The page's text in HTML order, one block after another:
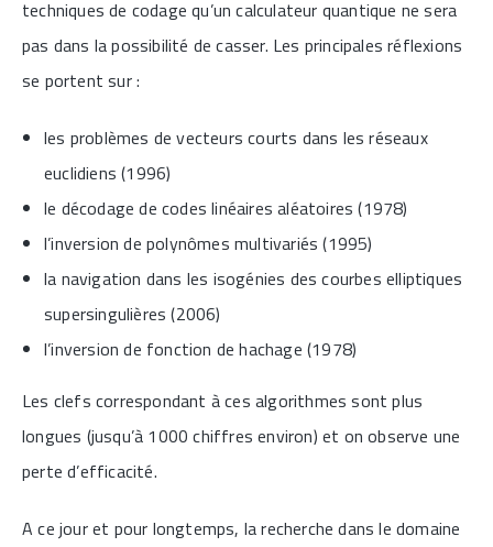
techniques de codage qu’un calculateur quantique ne sera
pas dans la possibilité de casser. Les principales réflexions
se portent sur :
les problèmes de vecteurs courts dans les réseaux
euclidiens (1996)
le décodage de codes linéaires aléatoires (1978)
l’inversion de polynômes multivariés (1995)
la navigation dans les isogénies des courbes elliptiques
supersingulières (2006)
l’inversion de fonction de hachage (1978)
Les clefs correspondant à ces algorithmes sont plus
longues (jusqu’à 1000 chiffres environ) et on observe une
perte d’efficacité.
A ce jour et pour longtemps, la recherche dans le domaine